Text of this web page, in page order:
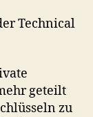
Technical
geteilt
zu